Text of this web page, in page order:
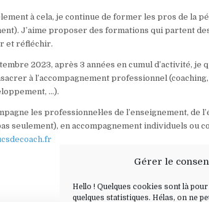
Gérer le
Hello ! Quelques cookies sont là
quelques statistiques. Hélas, on ne
à cela, je continue de former les pros de la
J’aime proposer des formations qui partent
et réfléchir.
2023, après 3 années en cumul d’activité, je
à l’accompagnement professionnel
…).
les professionnel·les de l’enseignement, de
seulement), en accompagnement individuels ou